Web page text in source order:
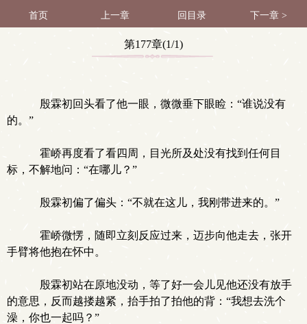
首页 上一章 回目录 下一章 >
第177章(1/1)
殷霖初回头看了他一眼，微微垂下眼睑：“谁说没有
的。”
霍峤再度看了看四周，目光所及处没有找到任何目
标，不解地问：“在哪儿？”
殷霖初偏了偏头：“不就在这儿，我刚带进来的。”
霍峤微愣，随即立刻反应过来，迈步向他走去，张开
手臂将他抱在怀中。
殷霖初站在原地没动，等了好一会儿见他还没有放手
的意思，反而越搂越紧，抬手拍了拍他的背：“我想去洗个
澡，你也一起吗？”